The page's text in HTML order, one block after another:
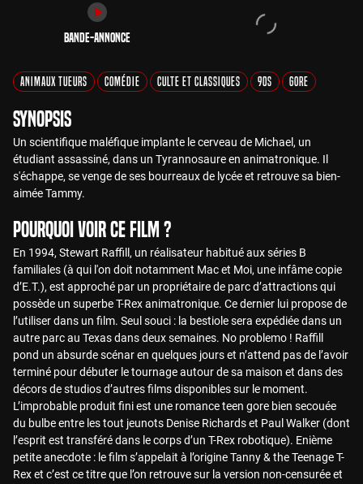
Bande-annonce
Animaux Tueurs Comédie Culte et Classiques 90s Gore
Synopsis
Un scientifique maléfique implante le cerveau de Michael, un
étudiant assassiné, dans un Tyrannosaure en animatronique. Il
s'échappe, se venge de ses bourreaux de lycée et retrouve sa bien-
aimée Tammy.
Pourquoi voir ce film ?
En 1994, Stewart Raffill, un réalisateur habitué aux séries B
familiales (à qui l'on doit notamment Mac et Moi, une infâme copie
d’E.T.), est approché par un propriétaire de parc d’attractions qui
possède un superbe T-Rex animatronique. Ce dernier lui propose de
l’utiliser dans un film. Seul souci : la bestiole sera expédiée dans un
autre parc au Texas dans deux semaines. No problemo ! Raffill
pond un absurde scénar en quelques jours et n’attend pas de l’avoir
terminé pour débuter le tournage autour de sa maison et dans des
décors de studios d’autres films disponibles sur le moment.
L’improbable produit fini est une romance teen gore bien secouée
du bulbe entre les tout jeunots Denise Richards et Paul Walker (dont
l’esprit est transféré dans le corps d’un T-Rex robotique). Enième
petite anecdote : le film s’appelait à l’origine Tanny & the Teenage T-
Rex et c’est ce titre que l’on retrouve sur la version non-censurée et